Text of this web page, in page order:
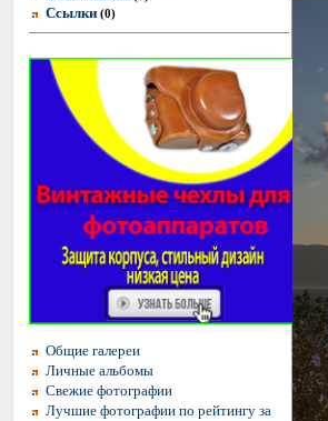
Ссылки (0)
Общие галереи
Личные альбомы
Свежие фотографии
Лучшие фотографии по рейтингу за